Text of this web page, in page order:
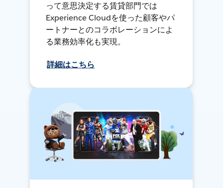
って意思決定する賃貸部門では
Experience Cloudを使った顧客やパ
ートナーとのコラボレーションによ
る業務効率化も実現。
詳細はこちら